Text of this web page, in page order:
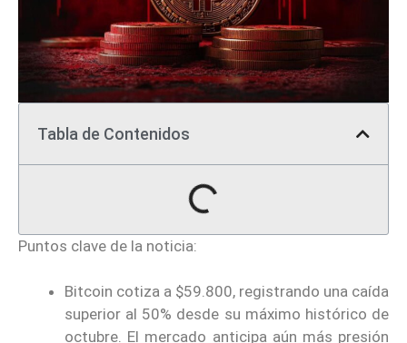
Tabla de Contenidos
Puntos clave de la noticia:
Bitcoin cotiza a $59.800, registrando una caída
superior al 50% desde su máximo histórico de
octubre. El mercado anticipa aún más presión